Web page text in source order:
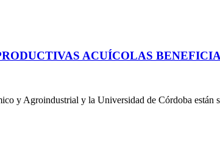
ACUÍCOLAS
y Agroindustrial y la Universidad de Córdoba están